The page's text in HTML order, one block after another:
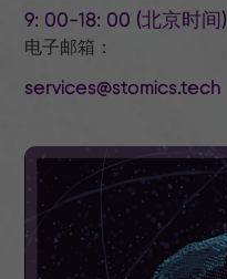
9: 00-18: 00 (北京时间)
电子邮箱：
services@stomics.tech